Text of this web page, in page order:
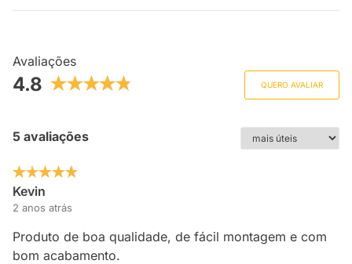
Avaliações
4.8 QUERO AVALIAR
5 avaliações
Kevin
2 anos atrás
Produto de boa qualidade, de fácil montagem e com
bom acabamento.